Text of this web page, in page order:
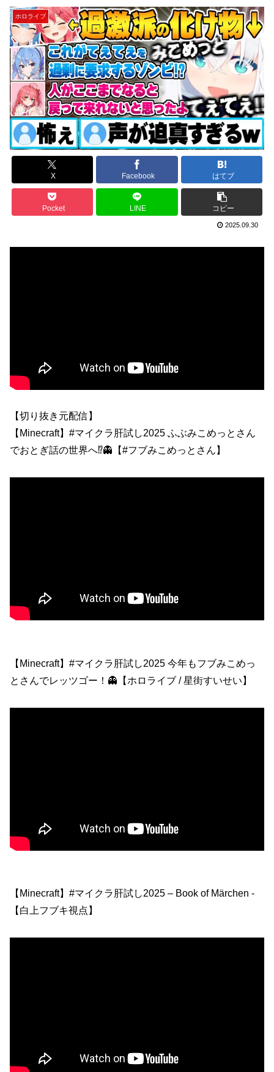
ホロライブ
X Facebook はてブ
Pocket LINE コピー
2025.09.30
【切り抜き元配信】
【Minecraft】#マイクラ肝試し2025 ふぶみこめっとさん
でおとぎ話の世界へ⁉👻【#フブみこめっとさん】
【Minecraft】#マイクラ肝試し2025 今年もフブみこめっ
とさんでレッツゴー！👻【ホロライブ / 星街すいせい】
【Minecraft】#マイクラ肝試し2025 – Book of Märchen -
【白上フブキ視点】